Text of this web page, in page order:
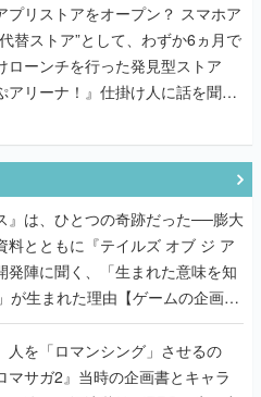
リストアをオープン？ スマホア
替ストア”として、わずか6ヵ月で
ローンチを行った発見型ストア
アリーナ！』仕掛け人に話を聞い
』は、ひとつの奇跡だった──膨大
料とともに『テイルズ オブ ジ ア
発陣に聞く、「生まれた意味を知
が生まれた理由【ゲームの企画
人を「ロマンシング」させるの
マサガ2』当時の企画書とキャラ